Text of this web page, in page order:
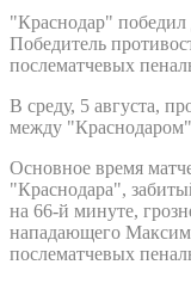
"Краснодар"
Победитель
послематчевых
В среду, 5 августа,
между
Основное время
"Краснодара",
на 66-й минуте,
нападающего
послематчевых